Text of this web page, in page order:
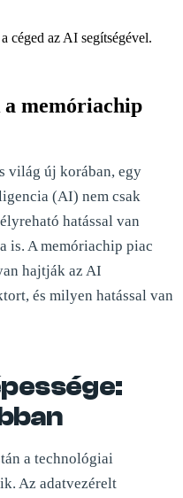
céged az AI segítségével.
memóriachip
világ új korában, egy
(AI) nem csak
hatással van
is. A memóriachip piac
hajtják az AI
és milyen hatással van
a technológiai
Az adatvezérelt